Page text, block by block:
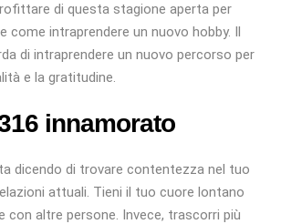
di questa stagione aperta per
come intraprendere un nuovo hobby. Il
di intraprendere un nuovo percorso per
e la gratitudine.
innamorato
dicendo di trovare contentezza nel tuo
attuali. Tieni il tuo cuore lontano
con altre persone. Invece, trascorri più